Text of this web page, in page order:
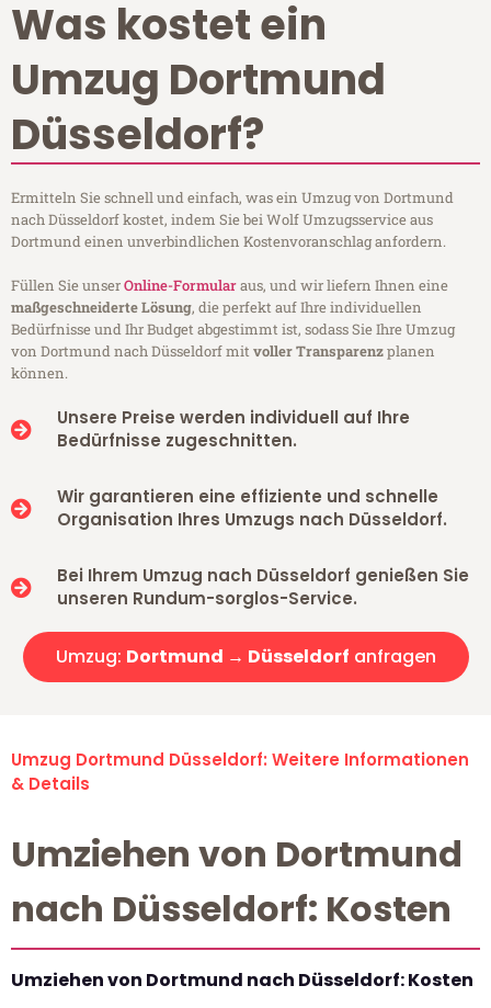
Was kostet ein
Umzug Dortmund
Düsseldorf?
Ermitteln Sie schnell und einfach, was ein Umzug von Dortmund
nach Düsseldorf kostet, indem Sie bei Wolf Umzugsservice aus
Dortmund einen unverbindlichen Kostenvoranschlag anfordern.
Füllen Sie unserOnline-Formularaus, und wir liefern Ihnen eine
maßgeschneiderte Lösung, die perfekt auf Ihre individuellen
Bedürfnisse und Ihr Budget abgestimmt ist, sodass Sie Ihre Umzug
von Dortmund nach Düsseldorf mitvoller Transparenzplanen
können.
Unsere Preise werden individuell auf Ihre
Bedürfnisse zugeschnitten.
Wir garantieren eine effiziente und schnelle
Organisation Ihres Umzugs nach Düsseldorf.
Bei Ihrem Umzug nach Düsseldorf genießen Sie
unseren Rundum-sorglos-Service.
Umzug: Dortmund → Düsseldorf anfragen
Umzug Dortmund Düsseldorf: Weitere Informationen
& Details
Umziehen von Dortmund
nach Düsseldorf: Kosten
Umziehen von Dortmund nach Düsseldorf: Kosten